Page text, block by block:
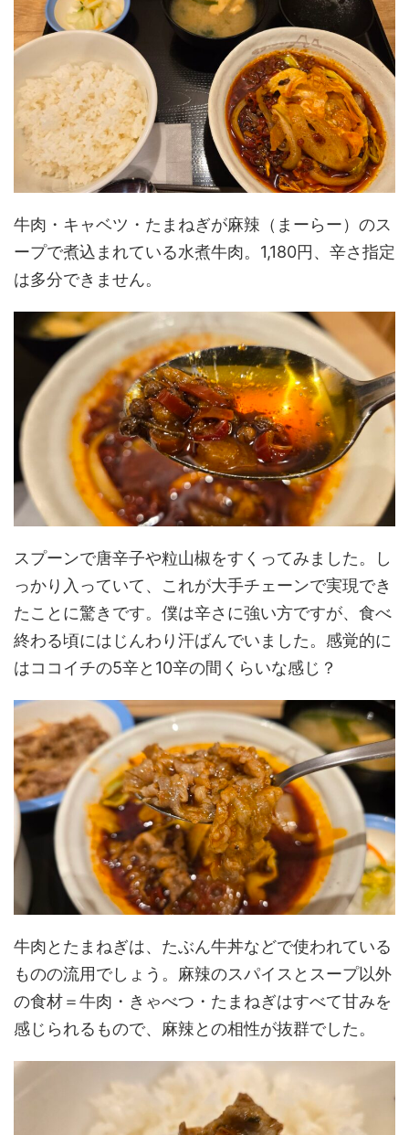
牛肉・キャベツ・たまねぎが麻辣（まーらー）のス
ープで煮込まれている水煮牛肉。1,180円、辛さ指定
は多分できません。
スプーンで唐辛子や粒山椒をすくってみました。し
っかり入っていて、これが大手チェーンで実現でき
たことに驚きです。僕は辛さに強い方ですが、食べ
終わる頃にはじんわり汗ばんでいました。感覚的に
はココイチの5辛と10辛の間くらいな感じ？
牛肉とたまねぎは、たぶん牛丼などで使われている
ものの流用でしょう。麻辣のスパイスとスープ以外
の食材＝牛肉・きゃべつ・たまねぎはすべて甘みを
感じられるもので、麻辣との相性が抜群でした。